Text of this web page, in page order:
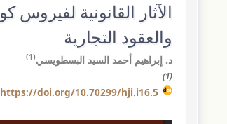
والعقود التجارية
د. إبراهيم أحمد السيد البسطويسي(1)
(1)
https://doi.org/10.70299/hji.i16.5